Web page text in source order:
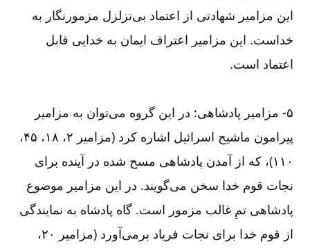
این مزامیر شهادتی از اعتماد بی‌‌تزلزل مزمورنگار به
خداست. این مزامیر اعتراف ایمان به خدایی قابل
اعتماد است.
۵-‏‏‏‏‏ مزامیر پادشاهی: در این گروه می‌‌توان به مزامیر
پیرامون ماشیح اسرائیل اشاره کرد (مزامیر ۲، ۱۸، ۴۵،
۱۱۰)، که از آمدن پادشاهی مسح شده در آینده برای
نجات قوم خدا سخن می‌‌گویند. در این مزامیر موضوع
پادشاهی تمِ غالب مزمور است. گاه پادشاه به نمایندگی
از قوم خدا برای نجات فریاد برمی‌‌آورد (مزامیر ۲۰،